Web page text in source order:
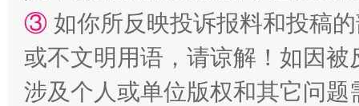
这是一记警钟！ 谢
③ 如你所反映投诉报料和投稿
或不文明用语，请谅解！如因
涉及个人或单位版权和其它问题